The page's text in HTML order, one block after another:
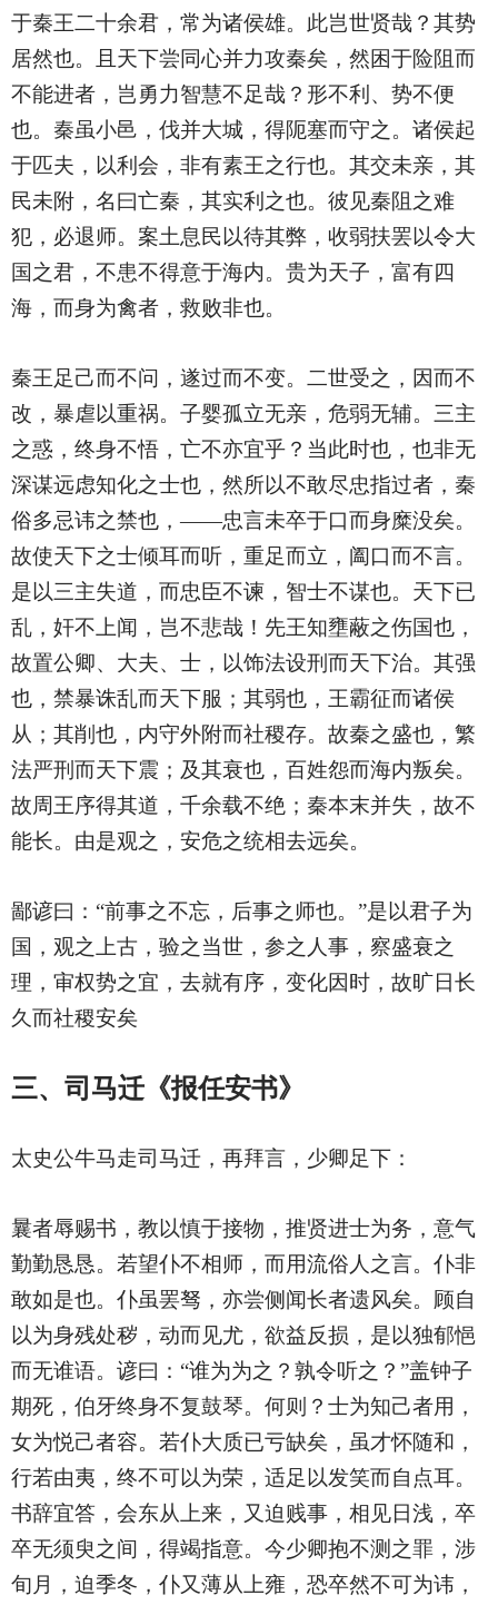
于秦王二十余君，常为诸侯雄。此岂世贤哉？其势
居然也。且天下尝同心并力攻秦矣，然困于险阻而
不能进者，岂勇力智慧不足哉？形不利、势不便
也。秦虽小邑，伐并大城，得阨塞而守之。诸侯起
于匹夫，以利会，非有素王之行也。其交未亲，其
民未附，名曰亡秦，其实利之也。彼见秦阻之难
犯，必退师。案土息民以待其弊，收弱扶罢以令大
国之君，不患不得意于海内。贵为天子，富有四
海，而身为禽者，救败非也。
秦王足己而不问，遂过而不变。二世受之，因而不
改，暴虐以重祸。子婴孤立无亲，危弱无辅。三主
之惑，终身不悟，亡不亦宜乎？当此时也，也非无
深谋远虑知化之士也，然所以不敢尽忠指过者，秦
俗多忌讳之禁也，——忠言未卒于口而身糜没矣。
故使天下之士倾耳而听，重足而立，阖口而不言。
是以三主失道，而忠臣不谏，智士不谋也。天下已
乱，奸不上闻，岂不悲哉！先王知壅蔽之伤国也，
故置公卿、大夫、士，以饰法设刑而天下治。其强
也，禁暴诛乱而天下服；其弱也，王霸征而诸侯
从；其削也，内守外附而社稷存。故秦之盛也，繁
法严刑而天下震；及其衰也，百姓怨而海内叛矣。
故周王序得其道，千余载不绝；秦本末并失，故不
能长。由是观之，安危之统相去远矣。
鄙谚曰：“前事之不忘，后事之师也。”是以君子为
国，观之上古，验之当世，参之人事，察盛衰之
理，审权势之宜，去就有序，变化因时，故旷日长
久而社稷安矣
三、司马迁《报任安书》
太史公牛马走司马迁，再拜言，少卿足下：
曩者辱赐书，教以慎于接物，推贤进士为务，意气
勤勤恳恳。若望仆不相师，而用流俗人之言。仆非
敢如是也。仆虽罢驽，亦尝侧闻长者遗风矣。顾自
以为身残处秽，动而见尤，欲益反损，是以独郁悒
而无谁语。谚曰：“谁为为之？孰令听之？”盖钟子
期死，伯牙终身不复鼓琴。何则？士为知己者用，
女为悦己者容。若仆大质已亏缺矣，虽才怀随和，
行若由夷，终不可以为荣，适足以发笑而自点耳。
书辞宜答，会东从上来，又迫贱事，相见日浅，卒
卒无须臾之间，得竭指意。今少卿抱不测之罪，涉
旬月，迫季冬，仆又薄从上雍，恐卒然不可为讳，